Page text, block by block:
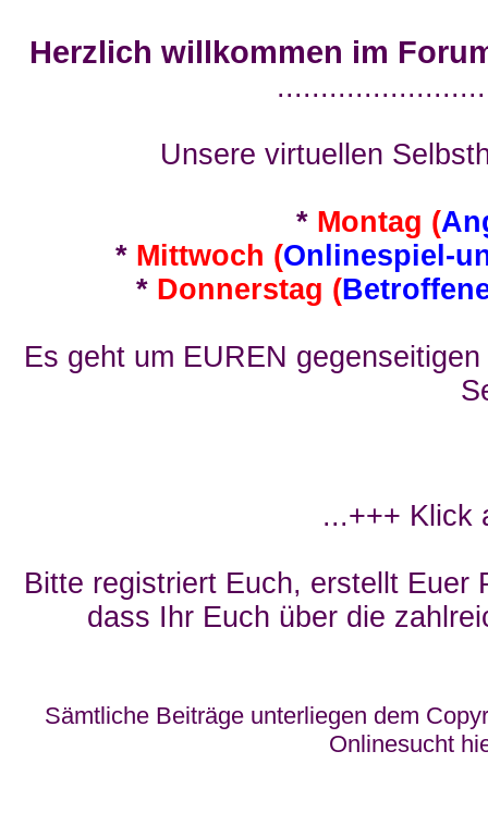
Herzlich willkommen im
Unsere virtuellen
* Montag (
* Mittwoch (Onlinespiel-
* Donnerstag (
Es geht um EUREN
...+++ Klick
Bitte registriert Euch, erstellt Euer
dass Ihr Euch über die
Sämtliche Beiträge unterliegen dem
Onlinesucht